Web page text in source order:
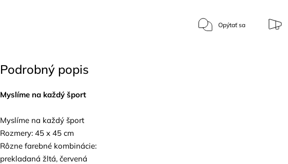
Opýtať sa
Podrobný popis
Myslíme na každý šport
Myslíme na každý šport
Rozmery: 45 x 45 cm
Rôzne farebné kombinácie:
prekladaná žltá, červená